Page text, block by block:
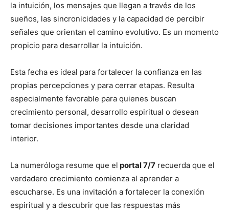
la intuición, los mensajes que llegan a través de los
sueños, las sincronicidades y la capacidad de percibir
señales que orientan el camino evolutivo. Es un momento
propicio para desarrollar la intuición.
Esta fecha es ideal para fortalecer la confianza en las
propias percepciones y para cerrar etapas. Resulta
especialmente favorable para quienes buscan
crecimiento personal, desarrollo espiritual o desean
tomar decisiones importantes desde una claridad
interior.
La numeróloga resume que el portal 7/7 recuerda que el
verdadero crecimiento comienza al aprender a
escucharse. Es una invitación a fortalecer la conexión
espiritual y a descubrir que las respuestas más